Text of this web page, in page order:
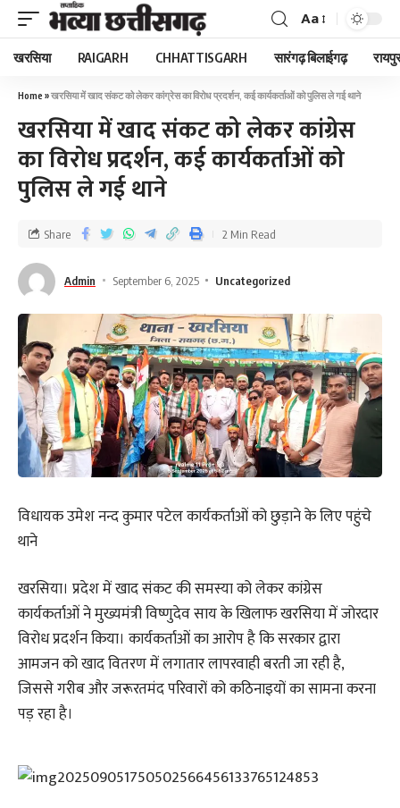
Aa
खरसिया RAIGARH CHHATTISGARH सारंगढ़ बिलाईगढ़
Home »खरसिया में खाद संकट को लेकर कांग्रेस का विरोध प्रदर्शन, कई कार्यकर्ताओं को पुलिस ले गई थाने
खरसिया में खाद संकट को लेकर कांग्रेस
का विरोध प्रदर्शन, कई कार्यकर्ताओं को
पुलिस ले गई थाने
Admin September 6, 2025 Uncategorized
Share 2 Min Read
विधायक उमेश नन्द कुमार पटेल कार्यकर्ताओं को छुड़ाने के लिए पहुंचे
थाने
खरसिया। प्रदेश में खाद संकट की समस्या को लेकर कांग्रेस
कार्यकर्ताओं ने मुख्यमंत्री विष्णुदेव साय के खिलाफ खरसिया में जोरदार
विरोध प्रदर्शन किया। कार्यकर्ताओं का आरोप है कि सरकार द्वारा
आमजन को खाद वितरण में लगातार लापरवाही बरती जा रही है,
जिससे गरीब और जरूरतमंद परिवारों को कठिनाइयों का सामना करना
पड़ रहा है।